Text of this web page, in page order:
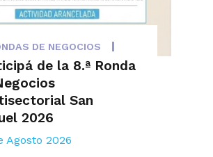
DE NEGOCIOS
de la 8.ª Ronda
San
2026
Agosto 2026